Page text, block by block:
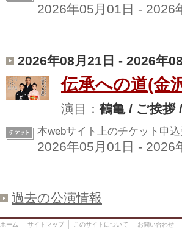
2026年05月01日 - 2026
2026年08月21日 - 2026年
伝承への道(金
演目： 鶴亀 / ご挨拶
本webサイト上のチケット申
2026年05月01日 - 2026
過去の公演情報
ホーム サイトマップ このサイトについて お問い合わせ